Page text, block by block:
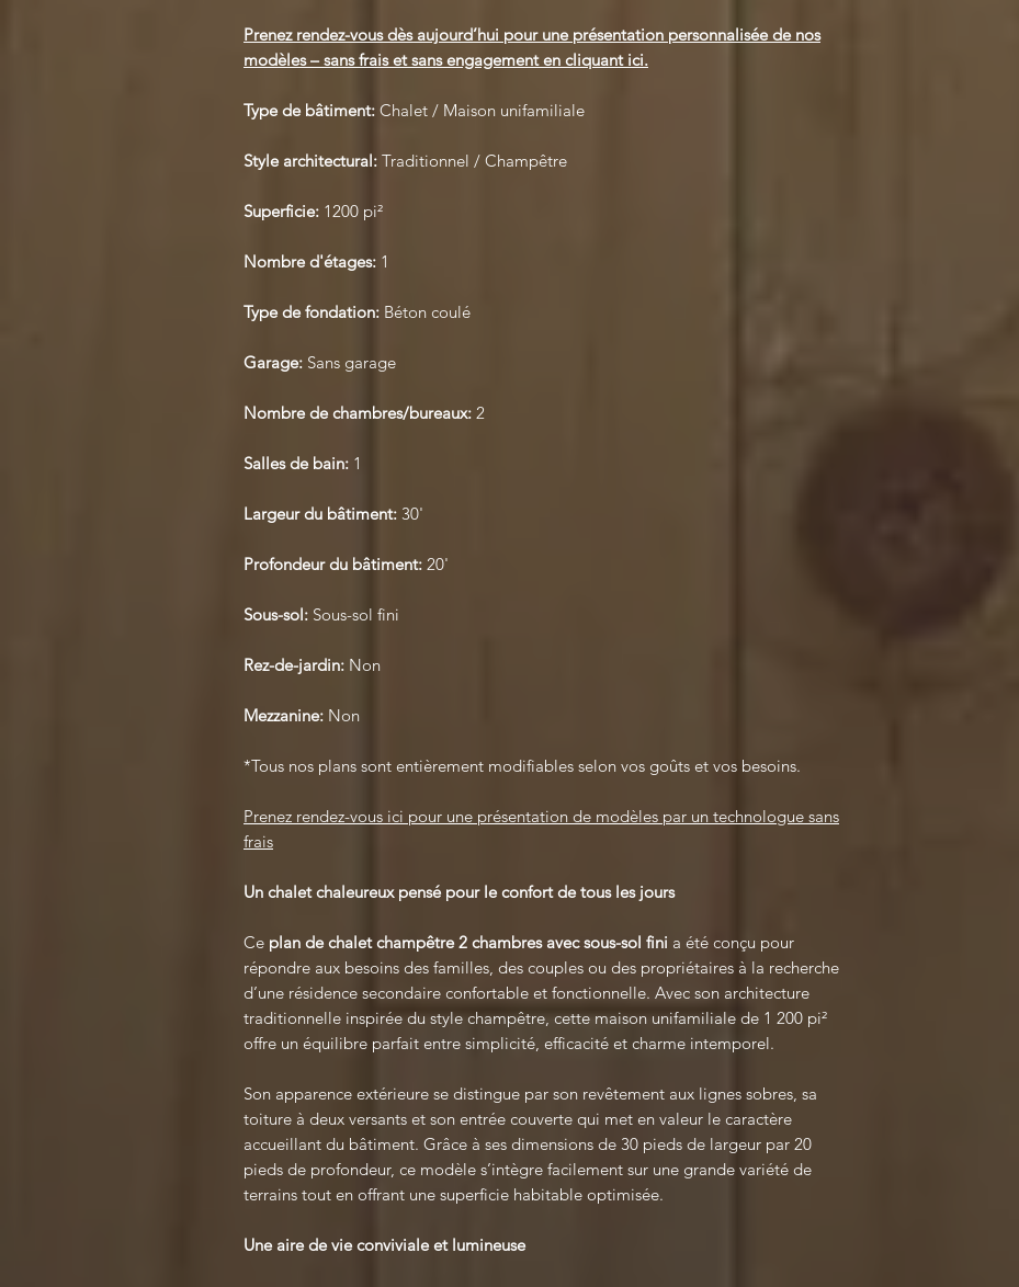
Prenez rendez-vous dès aujourd’hui pour une présentation personnalisée de nos
modèles – sans frais et sans engagement en cliquant ici.
Type de bâtiment: Chalet / Maison unifamiliale
Style architectural: Traditionnel / Champêtre
Superficie: 1200 pi²
Nombre d'étages: 1
Type de fondation: Béton coulé
Garage: Sans garage
Nombre de chambres/bureaux: 2
Salles de bain: 1
Largeur du bâtiment: 30'
Profondeur du bâtiment: 20'
Sous-sol: Sous-sol fini
Rez-de-jardin: Non
Mezzanine: Non
*Tous nos plans sont entièrement modifiables selon vos goûts et vos besoins.
Prenez rendez-vous ici pour une présentation de modèles par un technologue sans
frais
Un chalet chaleureux pensé pour le confort de tous les jours
Ce plan de chalet champêtre 2 chambres avec sous-sol fini a été conçu pour
répondre aux besoins des familles, des couples ou des propriétaires à la recherche
d’une résidence secondaire confortable et fonctionnelle. Avec son architecture
traditionnelle inspirée du style champêtre, cette maison unifamiliale de 1 200 pi²
offre un équilibre parfait entre simplicité, efficacité et charme intemporel.
Son apparence extérieure se distingue par son revêtement aux lignes sobres, sa
toiture à deux versants et son entrée couverte qui met en valeur le caractère
accueillant du bâtiment. Grâce à ses dimensions de 30 pieds de largeur par 20
pieds de profondeur, ce modèle s’intègre facilement sur une grande variété de
terrains tout en offrant une superficie habitable optimisée.
Une aire de vie conviviale et lumineuse